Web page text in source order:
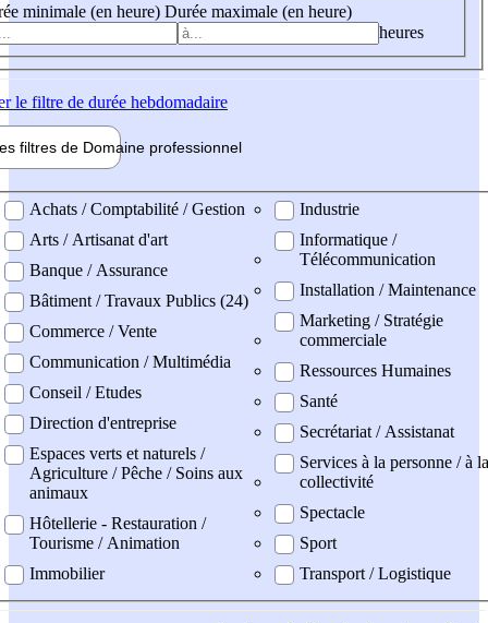
minimale (en heure) Durée maximale (en heure)
heures
le filtre de durée hebdomadaire
filtres de Domaine professionnel
professionel
Achats / Comptabilité / Gestion
Arts / Artisanat d'art
Banque / Assurance
Bâtiment / Travaux Publics (24)
Commerce / Vente
Communication / Multimédia
Conseil / Etudes
Direction d'entreprise
Espaces verts et naturels /
Agriculture / Pêche / Soins aux
animaux
Hôtellerie - Restauration /
Tourisme / Animation
Immobilier
Industrie
Informatique /
Télécommunication
Installation / Maintenance
Marketing / Stratégie
commerciale
Ressources Humaines
Santé
Secrétariat / Assistanat
Services à la personne / à la
collectivité
Spectacle
Sport
Transport / Logistique